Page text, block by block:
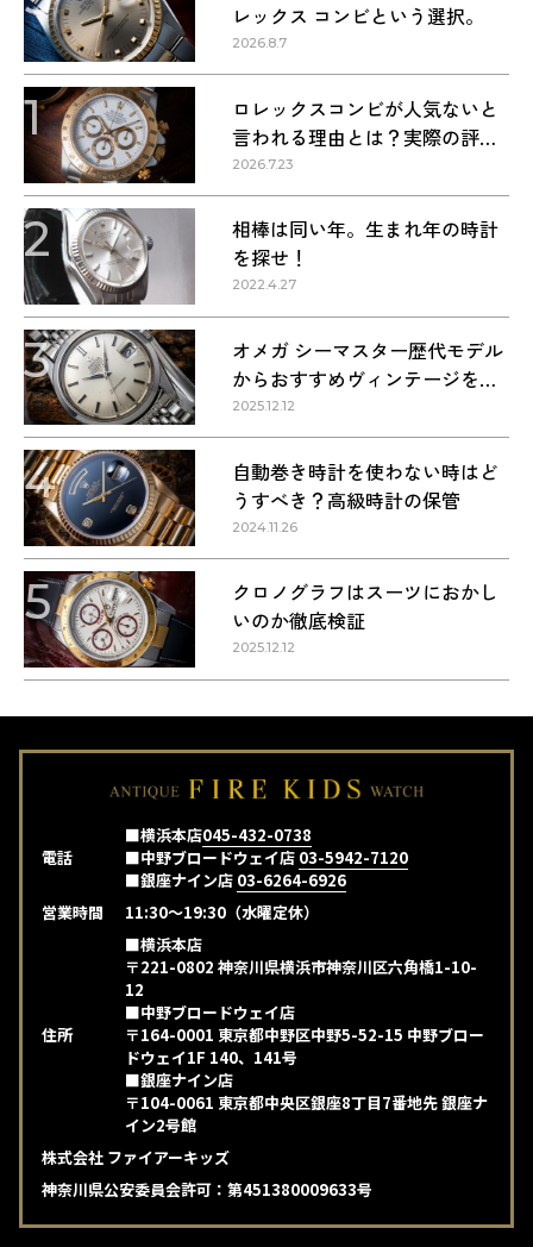
レックス コンビという選択。
2026.8.7
1
ロレックスコンビが人気ないと
言われる理由とは？実際の評価
を解説
2026.7.23
2
相棒は同い年。生まれ年の時計
を探せ！
2022.4.27
3
オメガ シーマスター歴代モデル
からおすすめヴィンテージを紹
介
2025.12.12
4
自動巻き時計を使わない時はど
うすべき？高級時計の保管
2024.11.26
5
クロノグラフはスーツにおかし
いのか徹底検証
2025.12.12
電話
■横浜本店045-432-0738
■中野ブロードウェイ店 03-5942-7120
■銀座ナイン店 03-6264-6926
営業時間
11:30～19:30（水曜定休）
住所
■横浜本店
〒221-0802 神奈川県横浜市神奈川区六角橋1-10-
12
■中野ブロードウェイ店
〒164-0001 東京都中野区中野5-52-15 中野ブロー
ドウェイ1F 140、141号
■銀座ナイン店
〒104-0061 東京都中央区銀座8丁目7番地先 銀座ナ
イン2号館
株式会社 ファイアーキッズ
神奈川県公安委員会許可：第451380009633号